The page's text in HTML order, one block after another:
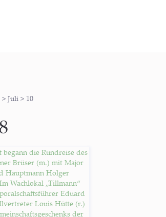
> Juli > 10